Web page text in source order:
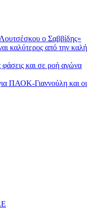
ο Σαββίδης»
καλύτερος από την καλή
και σε ροή αγώνα
ΠΑΟΚ-Γιαννούλη και οι